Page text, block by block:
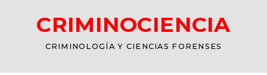
CRIMINOCIENCIA
CRIMINOLOGÍA Y CIENCIAS FORENSES